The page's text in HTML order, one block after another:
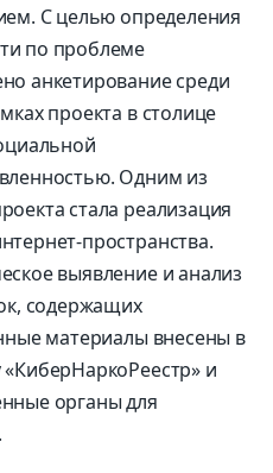
С целью определения
по проблеме
анкетирование среди
проекта в столице
Одним из
стала реализация
пространства.
выявление и анализ
содержащих
материалы внесены в
и
органы для